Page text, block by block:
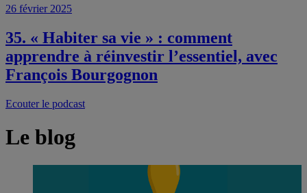
26 février 2025
35. « Habiter sa vie » : comment
apprendre à réinvestir l’essentiel, avec
François Bourgognon
Ecouter le podcast
Le blog